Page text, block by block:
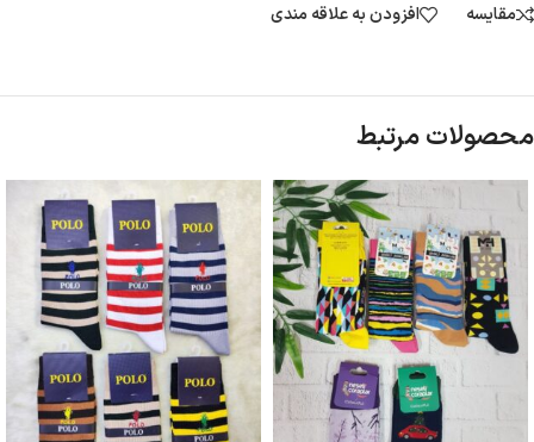
مقایسه افزودن به علاقه مندی
محصولات مرتبط